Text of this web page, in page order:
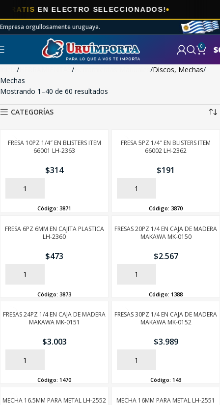
EN ELECTRO SELECCIONADOS!
Empresa orgullosamente uruguaya.
0 $
Discos, Mechas
Mechas
Mostrando 1–40 de 60 resultados
CATEGORÍAS
FRESA 10PZ 1/4″ EN BLISTERS ITEM
66001 LH-2363
$314
AÑADIR
Código: 3871
FRESA 5PZ 1/4″ EN BLISTERS ITEM
66002 LH-2362
$191
AÑADIR
Código: 3870
FRESA 6PZ 6MM EN CAJITA PLASTICA
LH-2360
$473
AÑADIR
Código: 3873
FRESAS 20PZ 1/4 EN CAJA DE MADERA
MAKAWA MK-0150
$2.567
AÑADIR
Código: 1388
FRESAS 24PZ 1/4 EN CAJA DE MADERA
MAKAWA MK-0151
$3.003
AÑADIR
Código: 1470
FRESAS 30PZ 1/4 EN CAJA DE MADERA
MAKAWA MK-0152
$3.989
AÑADIR
Código: 143
MECHA 16.5MM PARA METAL LH-2552 MECHA 16MM PARA METAL LH-2551